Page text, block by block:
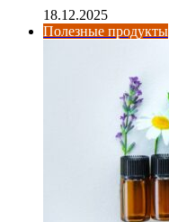
18.12.2025
Полезные продукты